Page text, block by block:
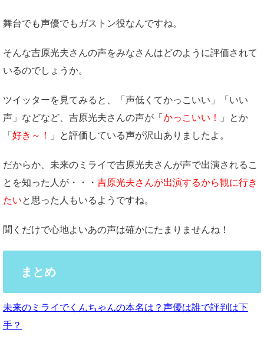
舞台でも声優でもガストン役なんですね。
そんな吉原光夫さんの声をみなさんはどのように評価されて
いるのでしょうか。
ツイッターを見てみると、「声低くてかっこいい」「いい
声」などなど、吉原光夫さんの声が「 かっこいい！
」とか
「 好き～！ 」と評価している声が沢山ありましたよ。
だからか、未来のミライで吉原光夫さんが声で出演されるこ
とを知った人が・・・ 吉原光夫さんが出演するから観に行き
たいと思った人もいるようですね。
聞くだけで心地よいあの声は確かにたまりませんね！
まとめ
未来のミライでくんちゃんの本名は？声優は誰で評判は下
手？